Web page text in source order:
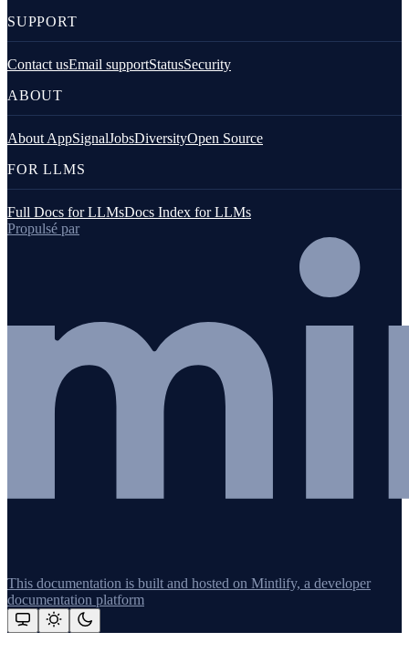
SUPPORT
Contact usEmail supportStatusSecurity
ABOUT
About AppSignalJobsDiversityOpen Source
FOR LLMS
Full Docs for LLMsDocs Index for LLMs
Propulsé par
This documentation is built and hosted on Mintlify, a developer
documentation platform